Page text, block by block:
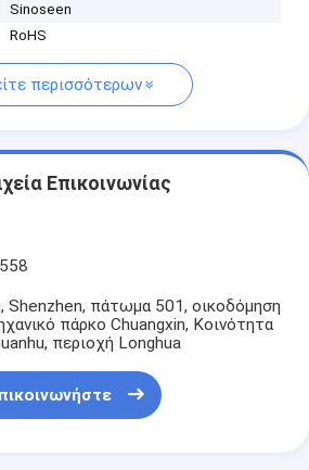
Sinoseen
RoHS
περισσότερων
Επικοινωνίας
Shenzhen, πάτωμα 501, οικοδόμηση
πάρκο Chuangxin, Κοινότητα
περιοχή Longhua